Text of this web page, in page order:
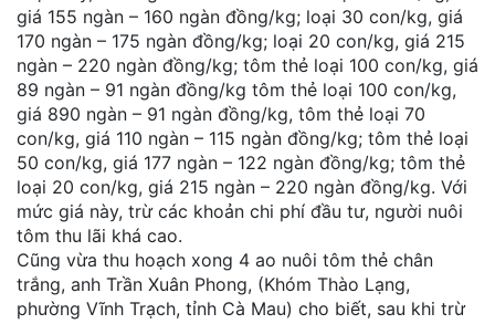
giá 155 ngàn – 160 ngàn đồng/kg; loại 30 con/kg, giá
170 ngàn – 175 ngàn đồng/kg; loại 20 con/kg, giá 215
ngàn – 220 ngàn đồng/kg; tôm thẻ loại 100 con/kg, giá
89 ngàn – 91 ngàn đồng/kg tôm thẻ loại 100 con/kg,
giá 890 ngàn – 91 ngàn đồng/kg, tôm thẻ loại 70
con/kg, giá 110 ngàn – 115 ngàn đồng/kg; tôm thẻ loại
50 con/kg, giá 177 ngàn – 122 ngàn đồng/kg; tôm thẻ
loại 20 con/kg, giá 215 ngàn – 220 ngàn đồng/kg. Với
mức giá này, trừ các khoản chi phí đầu tư, người nuôi
tôm thu lãi khá cao.
Cũng vừa thu hoạch xong 4 ao nuôi tôm thẻ chân
trắng, anh Trần Xuân Phong, (Khóm Thào Lạng,
phường Vĩnh Trạch, tỉnh Cà Mau) cho biết, sau khi trừ